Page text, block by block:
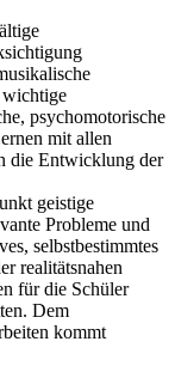
wichtige
psychomotorische
mit allen
die Entwicklung der
geistige
Probleme und
selbstbestimmtes
realitätsnahen
für die Schüler
Dem
kommt